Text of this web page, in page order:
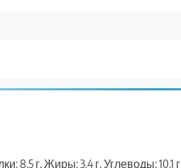
8.5 г, Жиры: 3.4 г, Углеводы: 10.1 г